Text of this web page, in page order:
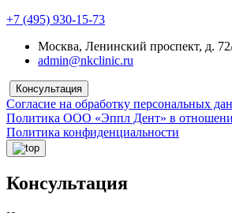
+7 (495) 930-15-73
Москва, Ленинский проспект, д.
admin@nkclinic.ru
Консультация
Согласие на обработку персональных
Политика ООО «Эппл Дент» в
Политика конфиденциальности
Консультация